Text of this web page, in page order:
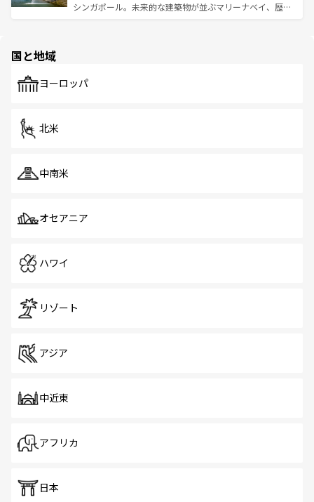
ける。 なお、新着のタイ情報はコンテンツ一覧を参照して
そう。 なお、新着の香港情報はコンテンツ一覧を参照して
シンガポール。未来的な建築物が並ぶマリーナベイ、歴史
で、ホーカーズは地元の風情を楽しめる外せないスポット
国と地域
ヨーロッパ
北米
中南米
オセアニア
ハワイ
リゾート
アジア
中近東
アフリカ
日本